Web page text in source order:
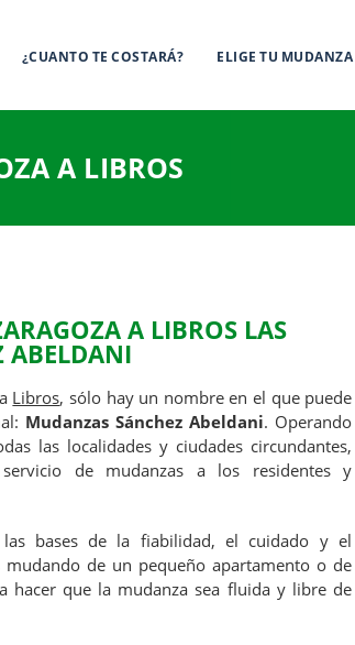
¿CUANTO TE COSTARÁ? ELIGE TU MUDANZA
A LIBROS
A LIBROSLAS
ABELDANI
a Libros, sólo hay un nombre en el que puede
Mudanzas Sánchez Abeldani. Operando
las localidades y ciudades circundantes,
de mudanzas a los residentes y
bases de la fiabilidad, el cuidado y el
de un pequeño apartamento o de
hacer que la mudanza sea fluida y libre de